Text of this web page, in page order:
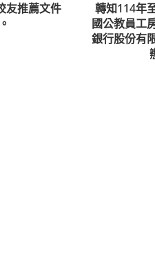
友推薦文件
轉知114年
國公教員工
銀行股份有